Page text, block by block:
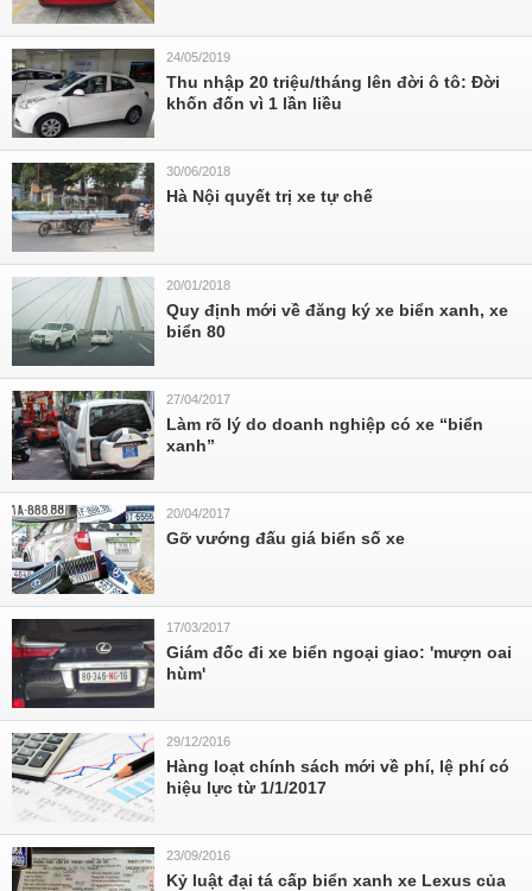
24/05/2019
Thu nhập 20 triệu/tháng lên đời ô tô: Đời
khốn đốn vì 1 lần liều
30/06/2018
Hà Nội quyết trị xe tự chế
20/01/2018
Quy định mới về đăng ký xe biển xanh, xe
biển 80
27/04/2017
Làm rõ lý do doanh nghiệp có xe “biển
xanh”
20/04/2017
Gỡ vướng đấu giá biển số xe
17/03/2017
Giám đốc đi xe biển ngoại giao: 'mượn oai
hùm'
29/12/2016
Hàng loạt chính sách mới về phí, lệ phí có
hiệu lực từ 1/1/2017
23/09/2016
Kỷ luật đại tá cấp biển xanh xe Lexus của